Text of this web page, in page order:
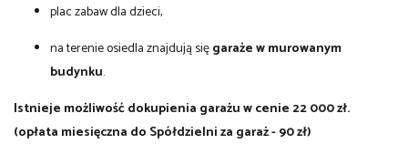
plac zabaw dla dzieci,
na terenie osiedla znajdują sięgaraże w murowanym
budynku.
Istnieje możliwość dokupienia garażu w cenie 22 000 zł.
(opłata miesięczna do Spółdzielni za garaż - 90 zł)